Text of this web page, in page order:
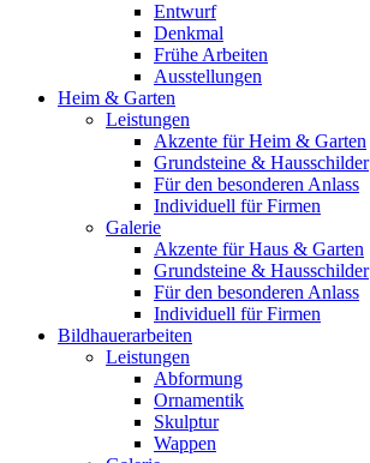
Entwurf
Denkmal
Frühe Arbeiten
Ausstellungen
Heim & Garten
Leistungen
Akzente für Heim & Garten
Grundsteine & Hausschilder
Für den besonderen Anlass
Individuell für Firmen
Galerie
Akzente für Haus & Garten
Grundsteine & Hausschilder
Für den besonderen Anlass
Individuell für Firmen
Bildhauerarbeiten
Leistungen
Abformung
Ornamentik
Skulptur
Wappen